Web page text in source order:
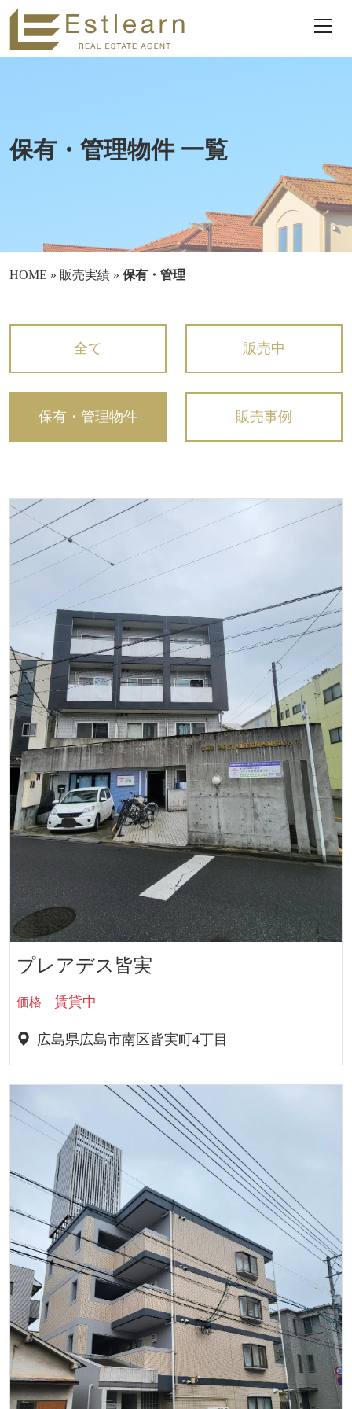
保有・管理物件 一覧
HOME » 販売実績 » 保有・管理
全て 販売中
保有・管理物件 販売事例
プレアデス皆実
価格 賃貸中
広島県広島市南区皆実町4丁目